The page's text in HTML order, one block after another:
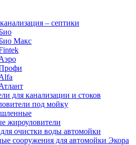
– септики
Макс
для канализации и стоков
под мойку
жироуловители
очистки воды автомойки
сооружения для автомойки Экора